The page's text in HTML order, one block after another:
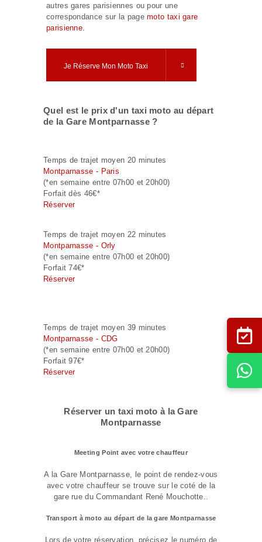
autres gares parisiennes ou pour une
correspondance sur la pagemoto taxi gare
parisienne
Je Réserve Mon Moto Taxi
Quel est le prix d'un taxi moto au départ
de la Gare Montparnasse ?
Temps de trajet moyen 20 minutes
Montparnasse - Paris
(*en semaine entre 07h00 et 20h00)
Forfait dès 46€*
Réserver
Temps de trajet moyen 22 minutes
Montparnasse - Orly
(*en semaine entre 07h00 et 20h00)
Forfait 74€*
Réserver
Temps de trajet moyen 39 minutes
Montparnasse - CDG
(*en semaine entre 07h00 et 20h00)
Forfait 97€*
Réserver
Réserver un taxi moto à la Gare
Montparnasse
Meeting Point avec votre chauffeur
A la Gare Montparnasse, le point de rendez-vous
avec votre chauffeur se trouve sur le coté de la
gare rue du Commandant René Mouchotte..
Transport à moto au départ de la gare Montparnasse
Lors de votre réservation, précisez le numéro de